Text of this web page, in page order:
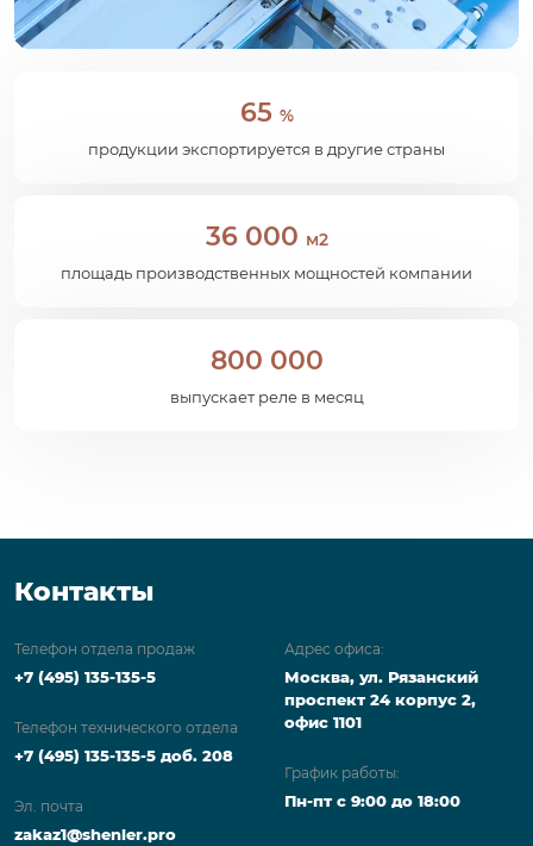
65 %
продукции экспортируется в другие страны
36 000 м2
площадь производственных мощностей компании
800 000
выпускает реле в месяц
Контакты
Телефон отдела продаж
+7 (495) 135-135-5
Телефон технического отдела
+7 (495) 135-135-5 доб. 208
Эл. почта
zakaz1@shenler.pro
Адрес офиса:
Москва, ул. Рязанский
проспект 24 корпус 2,
офис 1101
График работы:
Пн-пт с 9:00 до 18:00